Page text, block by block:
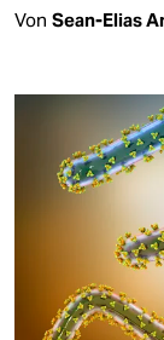
Von Sean-Elias